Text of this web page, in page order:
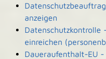
anzeigen
Datenschutzkontrolle
einreichen
Daueraufenthalt-EU